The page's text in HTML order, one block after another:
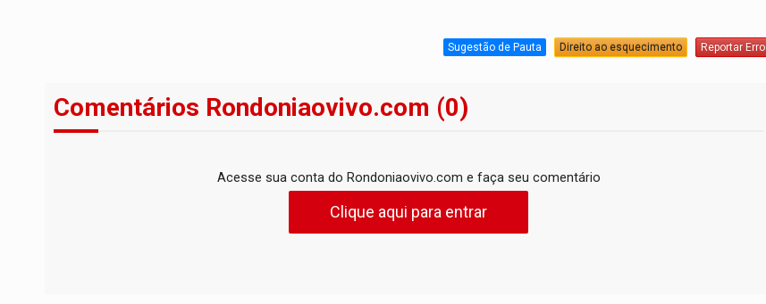
Sugestão de Pauta Direito ao esquecimento Reportar Erro
Comentários Rondoniaovivo.com (0)
Acesse sua conta do Rondoniaovivo.com e faça seu comentário
Clique aqui para entrar